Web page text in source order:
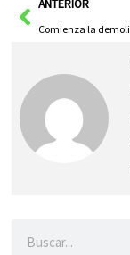
ANTERIOR